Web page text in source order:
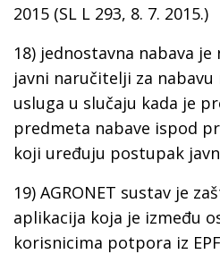
2015 (SL L 293, 8. 7. 2015.)
18) jednostavna nabava
javni naručitelji za
usluga u slučaju kada je
predmeta nabave ispod
koji uređuju postupak
19) AGRONET sustav je
aplikacija koja je između
korisnicima potpora iz